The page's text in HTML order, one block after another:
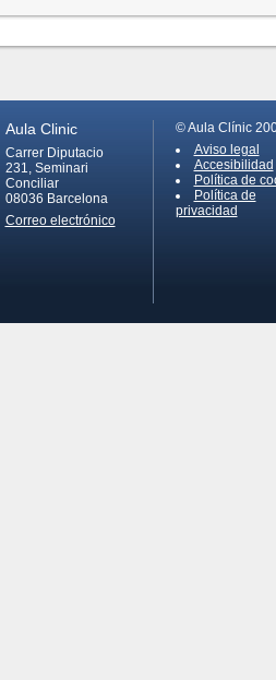
Aula Clinic
Carrer Diputacio
231, Seminari
Conciliar
08036 Barcelona
Correo electrónico
© Aula Clínic
Aviso legal
Accesibilidad
Política de
Política de
privacidad